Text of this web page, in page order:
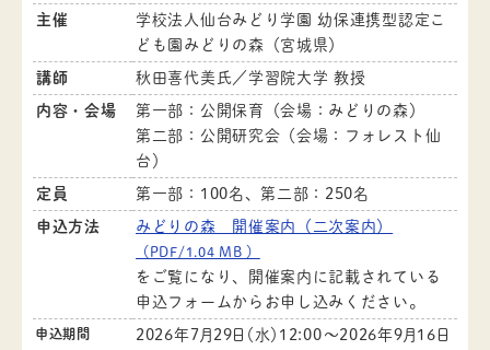
主催
学校法人仙台みどり学園 幼保連携型認定こ
ども園みどりの森（宮城県）
講師 秋田喜代美氏／学習院大学 教授
内容・会場
第一部：公開保育（会場：みどりの森）
第二部：公開研究会（会場：フォレスト仙
台）
定員 第一部：100名、第二部：250名
申込方法 みどりの森 開催案内（二次案内）
（PDF/1.04 MB ）
をご覧になり、開催案内に記載されている
申込フォームからお申し込みください。
申込期間
2026年7月29日（水）12:00～2026年9月16日